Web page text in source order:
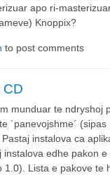
apo ri-
Knoppix?
to post comments
CD
munduar te ndryshoj
´panevojshme´
instalova ca
instalova edhe pakon
1.0). Lista e pakove te